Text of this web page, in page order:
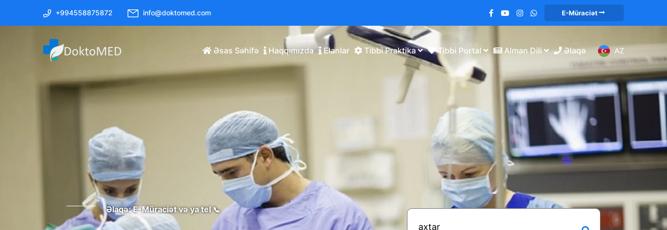
+994558875872 info@doktomed.com E-Müraciət
Əsas Səhifə Haqqımızda Elanlar Tibbi Praktika Tibbi Portal Alman Dili Əlaqə AZ
Əlaqə: E-Müraciət və ya tel📞